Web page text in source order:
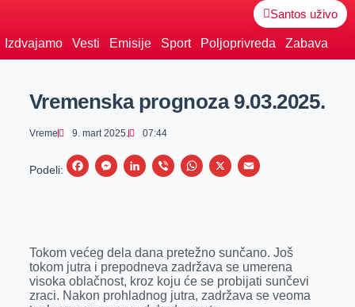
Santos uživo
Izdvajamo Vesti Emisije Sport Poljoprivreda Zabava
Vremenska prognoza 9.03.2025.
Vreme 9. mart 2025. 07:44
Podeli:
F
b
o
o
M
e
n
g
L
e
d
I
V
r
W
s
A
p
X
E
l
Tokom većeg dela dana pretežno sunčano. Još
tokom jutra i prepodneva zadržava se umerena
visoka oblačnost, kroz koju će se probijati sunčevi
zraci. Nakon prohladnog jutra, zadržava se veoma